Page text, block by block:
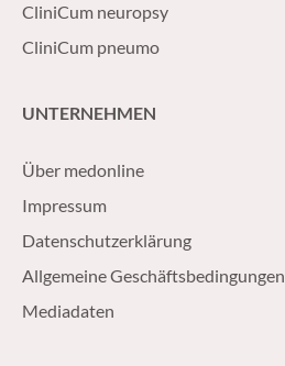
CliniCum neuropsy
CliniCum pneumo
UNTERNEHMEN
Über medonline
Impressum
Datenschutzerklärung
Allgemeine Geschäftsbedingungen
Mediadaten